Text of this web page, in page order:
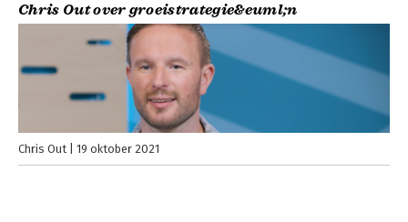
Chris Out over groeistrategie&euml;n
Chris Out 19 oktober 2021